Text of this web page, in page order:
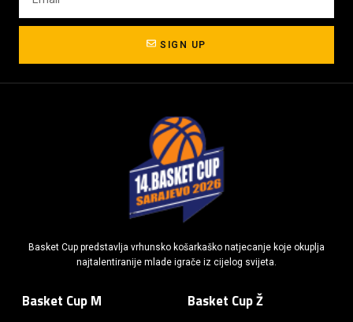
SIGN UP
Basket Cup predstavlja vrhunsko košarkaško natjecanje koje okuplja
najtalentiranije mlade igrače iz cijelog svijeta.
Basket Cup M Basket Cup Ž